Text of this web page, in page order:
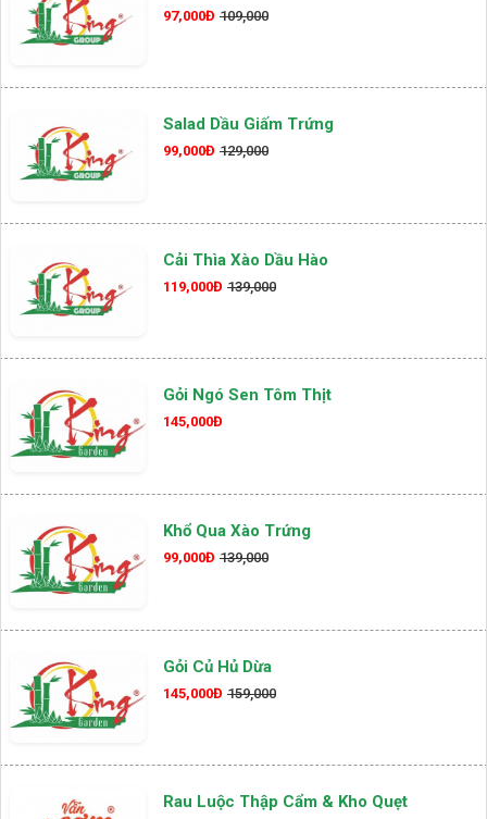
97,000Đ 109,000
Salad Dầu Giấm Trứng
99,000Đ 129,000
Cải Thìa Xào Dầu Hào
119,000Đ 139,000
Gỏi Ngó Sen Tôm Thịt
145,000Đ
Khổ Qua Xào Trứng
99,000Đ 139,000
Gỏi Củ Hủ Dừa
145,000Đ 159,000
Rau Luộc Thập Cẩm & Kho Quẹt